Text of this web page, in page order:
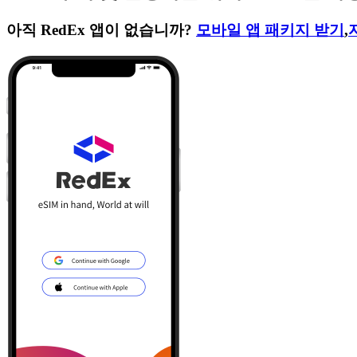
아직 RedEx 앱이 없습니까? 모바일 앱 패키지 받기 ,